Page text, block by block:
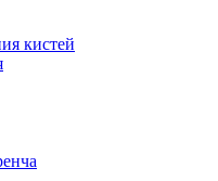
кистей